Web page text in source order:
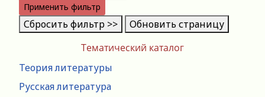
Тематический каталог
Теория литературы
Русская литература
Применить фильтр
Сбросить фильтр >> Обновить страницу